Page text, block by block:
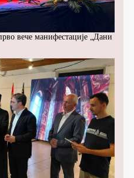
вече манифестације „Дани